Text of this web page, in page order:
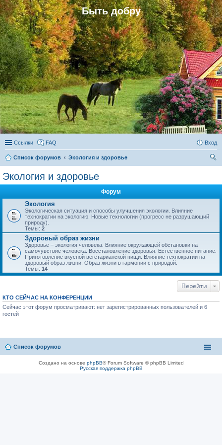
Быть добру
Ссылки FAQ Вход
Список форумов
Экология и здоровье
Экология и здоровье
Форум
Экология
Экологическая ситуация и способы улучшения экологии. Влияние
технократии на экологию. Новые технологии (прогресс не разрушающий
природу).
Темы: 2
Здоровый образ жизни
Здоровье – экология человека. Влияние окружающей обстановки на
самочувствие человека. Восстановление здоровья. Естественное питание.
Приготовление вкусной вегетарианской пищи. Влияние технократии на
здоровый образ жизни. Образ жизни в гармонии с природой.
Темы: 14
Перейти
КТО СЕЙЧАС НА КОНФЕРЕНЦИИ
Сейчас этот форум просматривают: нет зарегистрированных пользователей и 6
гостей
Список форумов
Создано на основе phpBB® Forum Software © phpBB Limited
Русская поддержка phpBB